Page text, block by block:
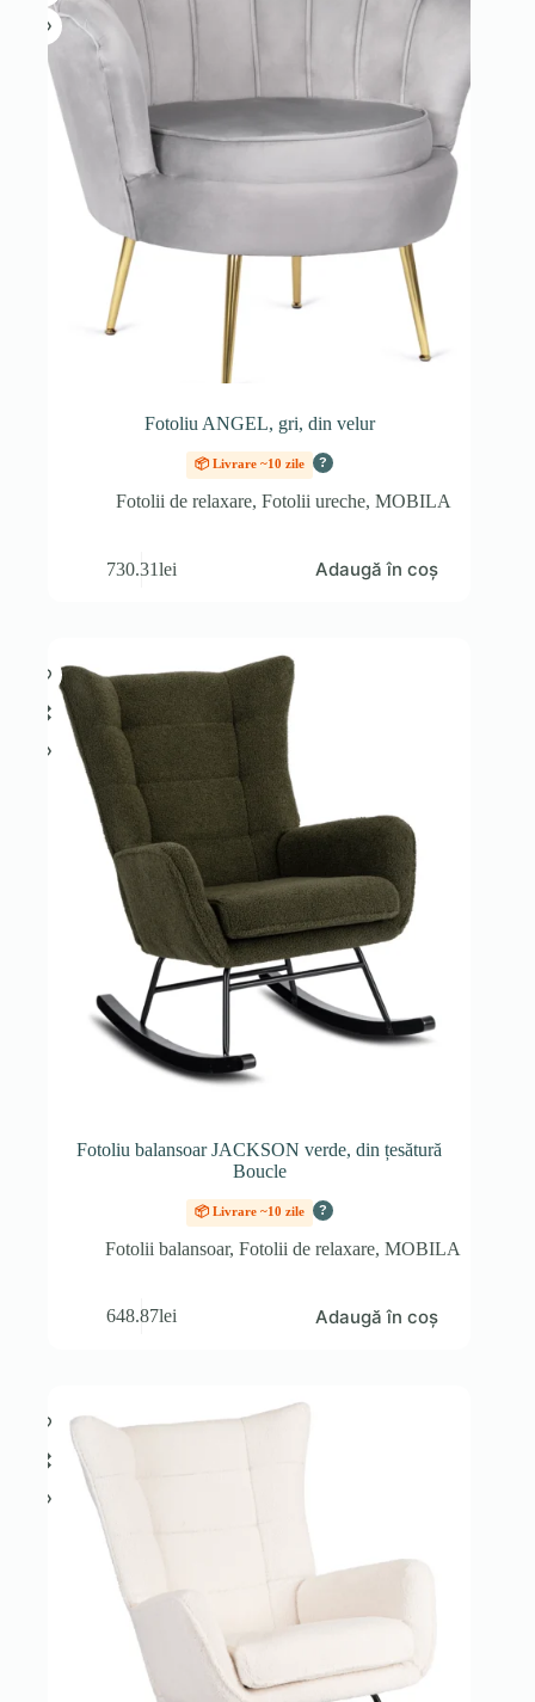
Fotoliu ANGEL, gri, din velur
📦 Livrare ~10 zile ?
Fotolii de relaxare, Fotolii ureche, MOBILA
730.31lei Adaugă în coș
Fotoliu balansoar JACKSON verde, din țesătură
Boucle
📦 Livrare ~10 zile ?
Fotolii balansoar,Fotolii de relaxare,MOBILA
648.87lei Adaugă în coș